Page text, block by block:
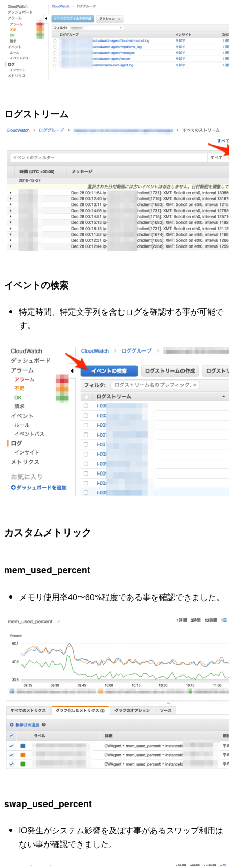
ログストリーム
イベントの検索
特定時間、特定文字列を含むログを確認する事が可能で
す。
カスタムメトリック
mem_used_percent
メモリ使用率40〜60%程度である事を確認できました。
swap_used_percent
IO発生がシステム影響を及ぼす事があるスワップ利用は
ない事が確認できました。